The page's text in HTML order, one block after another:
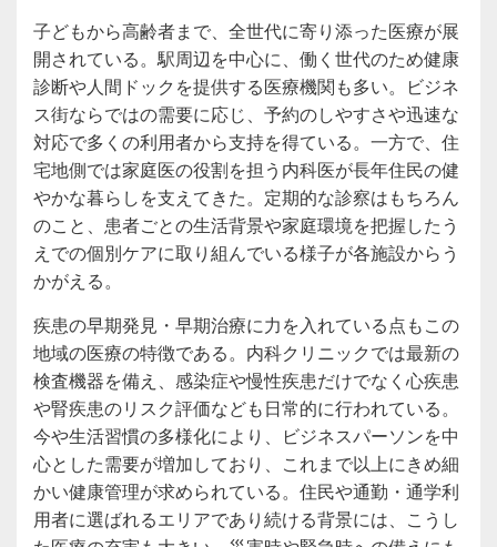
子どもから高齢者まで、全世代に寄り添った医療が展
開されている。駅周辺を中心に、働く世代のため健康
診断や人間ドックを提供する医療機関も多い。ビジネ
ス街ならではの需要に応じ、予約のしやすさや迅速な
対応で多くの利用者から支持を得ている。一方で、住
宅地側では家庭医の役割を担う内科医が長年住民の健
やかな暮らしを支えてきた。定期的な診察はもちろん
のこと、患者ごとの生活背景や家庭環境を把握したう
えでの個別ケアに取り組んでいる様子が各施設からう
かがえる。
疾患の早期発見・早期治療に力を入れている点もこの
地域の医療の特徴である。内科クリニックでは最新の
検査機器を備え、感染症や慢性疾患だけでなく心疾患
や腎疾患のリスク評価なども日常的に行われている。
今や生活習慣の多様化により、ビジネスパーソンを中
心とした需要が増加しており、これまで以上にきめ細
かい健康管理が求められている。住民や通勤・通学利
用者に選ばれるエリアであり続ける背景には、こうし